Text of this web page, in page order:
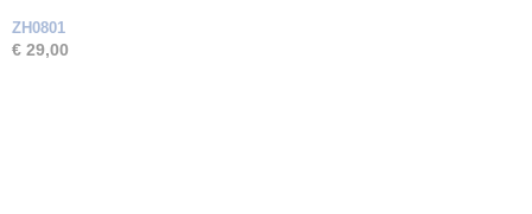
ZH0801
€ 29,00